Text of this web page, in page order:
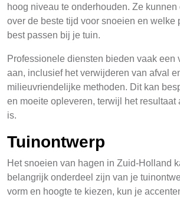
hoog niveau te onderhouden. Ze
over de beste tijd voor snoeien en welke
best passen bij je tuin.
Professionele diensten bieden vaak een
aan, inclusief het verwijderen van afval
milieuvriendelijke methoden. Dit kan
en moeite opleveren, terwijl het resultaat
is.
Tuinontwerp
Het snoeien van hagen in Zuid-Holland
belangrijk onderdeel zijn van je
vorm en hoogte te kiezen, kun je